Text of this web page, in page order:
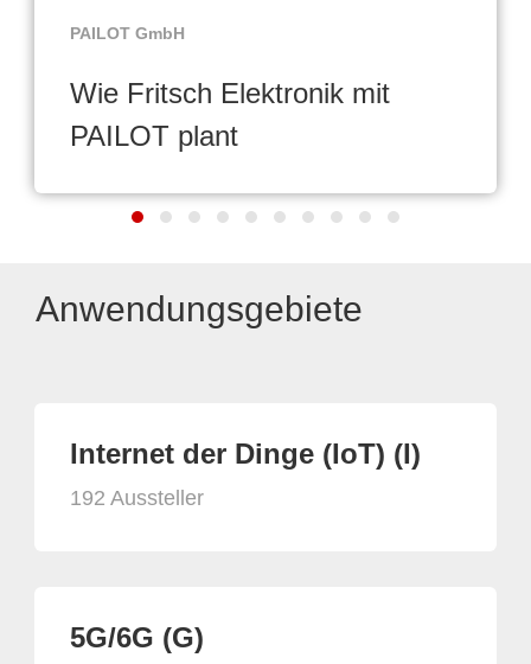
PAILOT GmbH
Wie Fritsch Elektronik mit
PAILOT plant
Anwendungsgebiete
Internet der Dinge (IoT) (I)
192 Aussteller
5G/6G (G)